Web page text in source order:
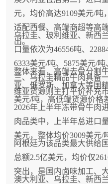
元，均价高达9109美元/
适配西餐、高端商超等高
出。
乌拉圭、玻利维亚、新西
口量依次为46556吨、
6333美元/吨、5875美元/
兰、乌拉圭精品牛肉具备
维亚货源则主打平价补充
整体来看，高端去骨分割
亚、俄罗斯、加拿大等国
美元/吨，高低端货源价格
2026年上半年冻带骨牛肉
肉品类中，上半年总进口
美元，整体均价3009美元/
阿根廷为该品类最大供给
总额2.5亿美元，均价仅
突出，是国内卤味加工、
澳大利亚、乌拉圭、新西